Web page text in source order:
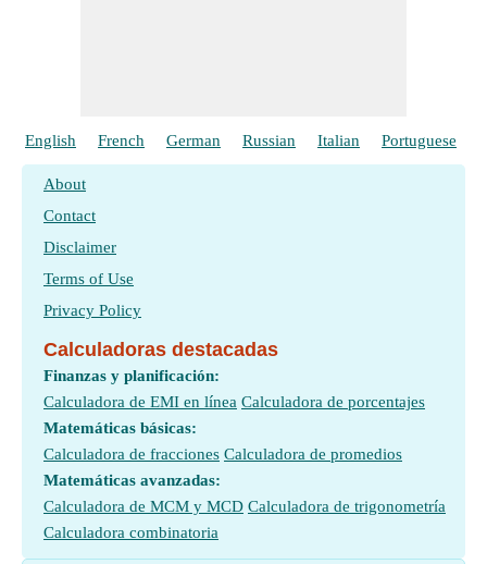
English French German Russian Italian Portuguese
About
Contact
Disclaimer
Terms of Use
Privacy Policy
Calculadoras destacadas
Finanzas y planificación:
Calculadora de EMI en línea Calculadora de porcentajes
Matemáticas básicas:
Calculadora de fracciones Calculadora de promedios
Matemáticas avanzadas:
Calculadora de MCM y MCD Calculadora de trigonometría
Calculadora combinatoria